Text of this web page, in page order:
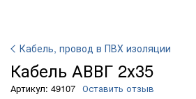
Кабель, провод в ПВХ изоляции
Кабель АВВГ 2х35
Артикул: 49107 Оставить отзыв